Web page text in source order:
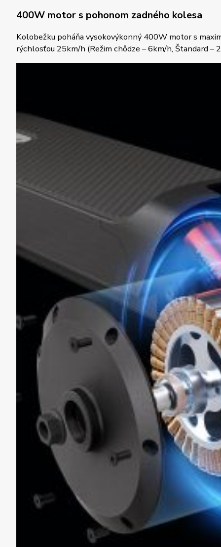
400W motor s pohonom zadného kolesa
Kolobežku poháňa vysokovýkonný 400W motor s
rýchlosťou 25km/h (Režim chôdze – 6km/h, Štandard –